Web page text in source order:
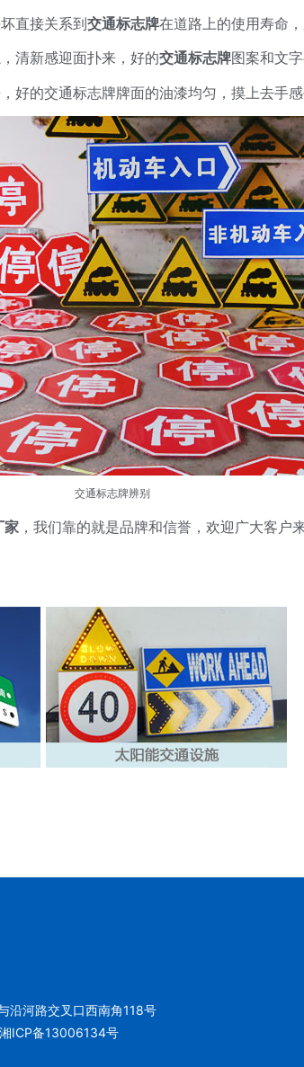
直接关系到交通标志牌在道路上的使用寿命
清新感迎面扑来，好的交通标志牌图案和文
好的交通标志牌牌面的油漆均匀，摸上去手
交通标志牌辨别
家 ，我们靠的就是品牌和信誉，欢迎广大客户
沿河路交叉口西南角118号
湘ICP备13006134号